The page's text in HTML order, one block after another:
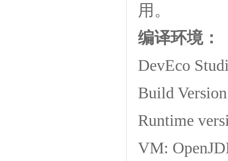
用。
编译环境：
DevEco
Build
Runtime
VM: